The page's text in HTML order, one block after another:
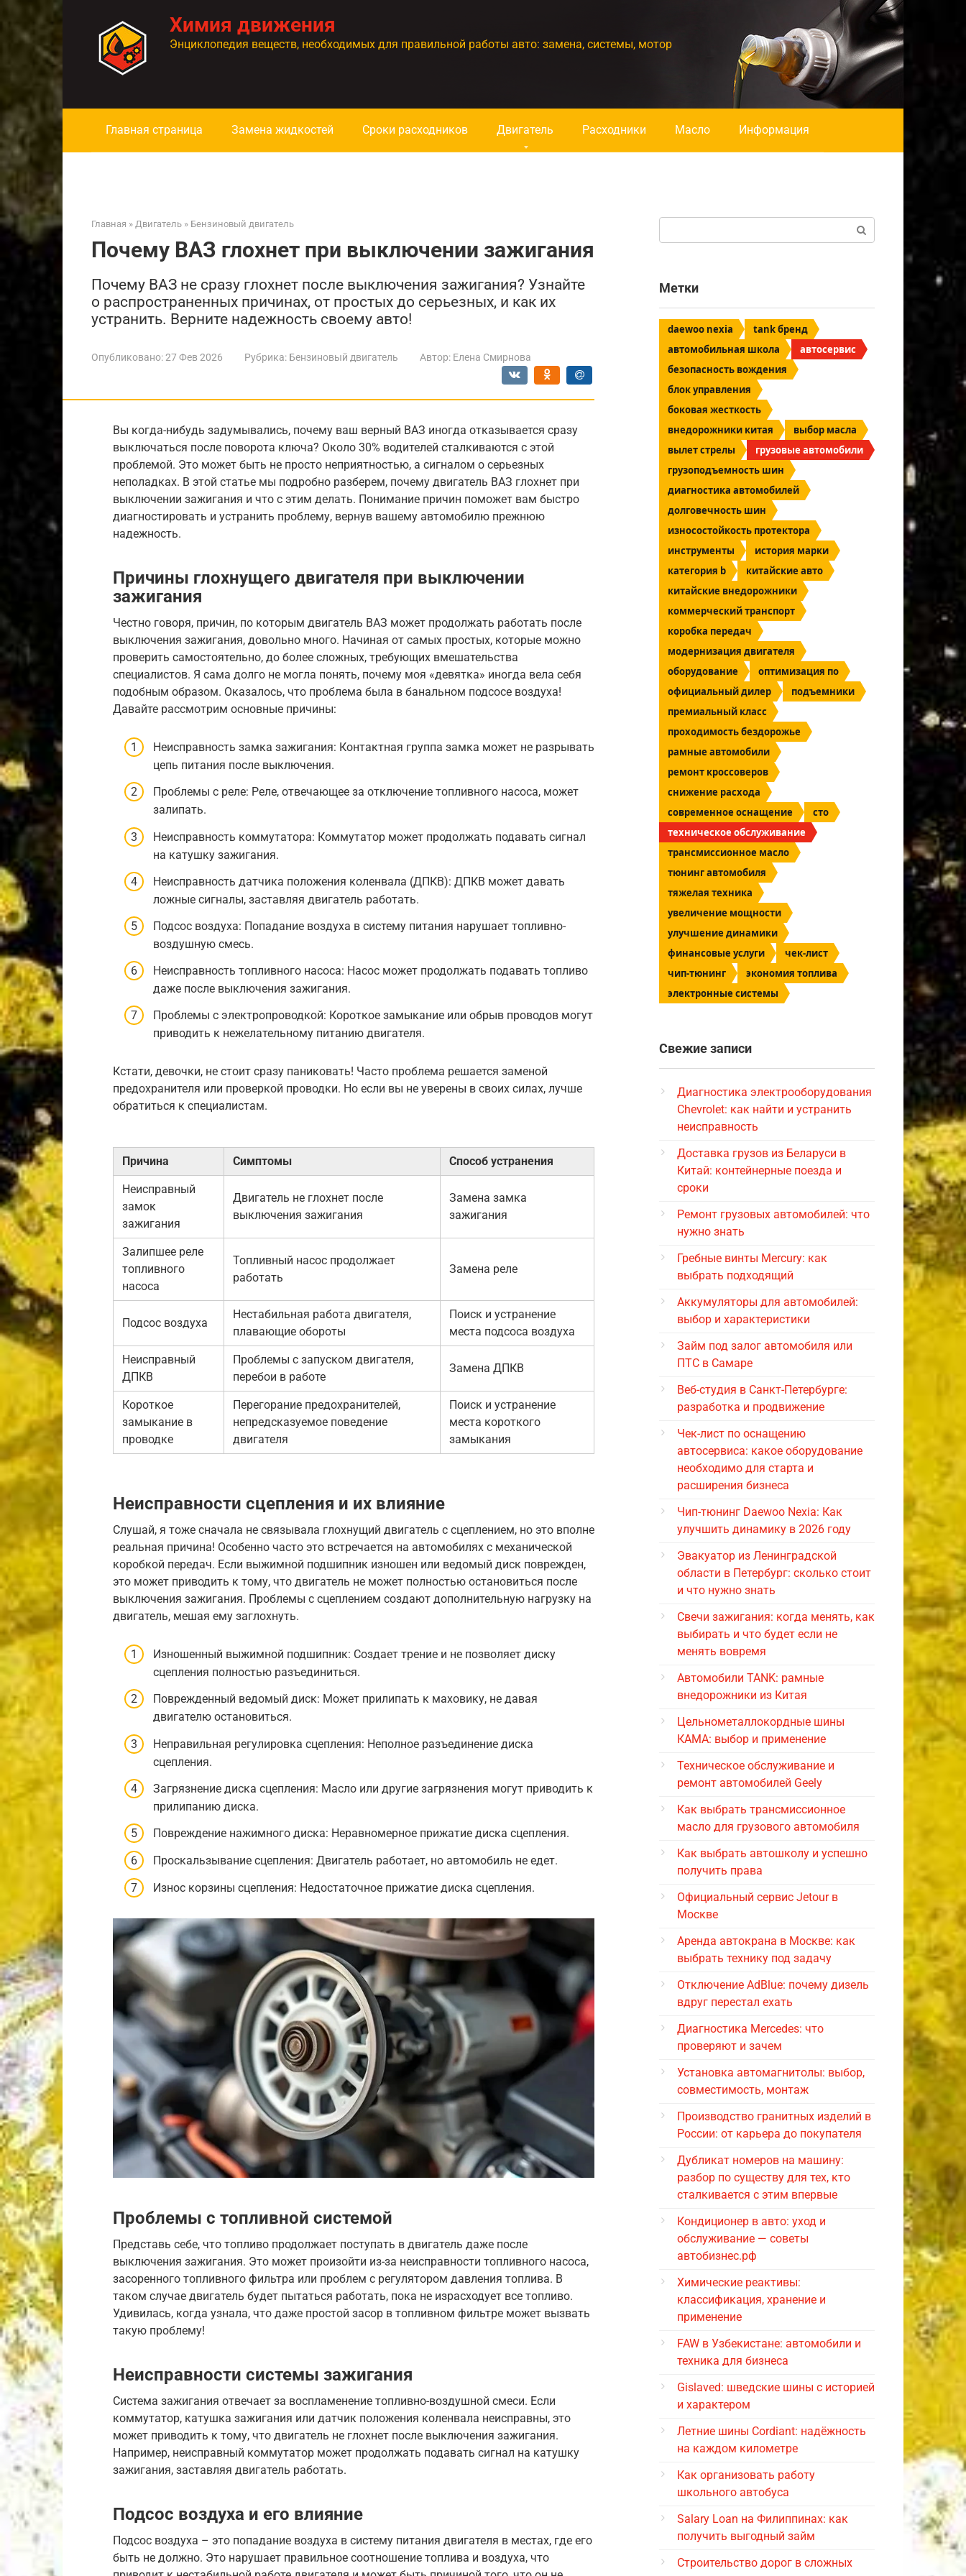
контенту
Химия движения
Энциклопедия веществ, необходимых для правильной работы авто: замена, системы, мотор
Главная страница Замена жидкостей Сроки расходников Двигатель Расходники Масло Информация
Главная » Двигатель » Бензиновый двигатель
Почему ВАЗ глохнет при выключении зажигания
Почему ВАЗ не сразу глохнет после выключения зажигания? Узнайте
о распространенных причинах, от простых до серьезных, и как их
устранить. Верните надежность своему авто!
Опубликовано:27 Фев 2026 Рубрика: Бензиновый двигатель Автор: Елена Смирнова
Вы когда-нибудь задумывались, почему ваш верный ВАЗ иногда отказывается сразу
выключаться после поворота ключа? Около 30% водителей сталкиваются с этой
проблемой. Это может быть не просто неприятностью, а сигналом о серьезных
неполадках. В этой статье мы подробно разберем, почему двигатель ВАЗ глохнет при
выключении зажигания и что с этим делать. Понимание причин поможет вам быстро
диагностировать и устранить проблему, вернув вашему автомобилю прежнюю
надежность.
Причины глохнущего двигателя при выключении
зажигания
Честно говоря, причин, по которым двигатель ВАЗ может продолжать работать после
выключения зажигания, довольно много. Начиная от самых простых, которые можно
проверить самостоятельно, до более сложных, требующих вмешательства
специалистов. Я сама долго не могла понять, почему моя «девятка» иногда вела себя
подобным образом. Оказалось, что проблема была в банальном подсосе воздуха!
Давайте рассмотрим основные причины:
Неисправность замка зажигания: Контактная группа замка может не разрывать
цепь питания после выключения.
Проблемы с реле: Реле, отвечающее за отключение топливного насоса, может
залипать.
Неисправность коммутатора: Коммутатор может продолжать подавать сигнал
на катушку зажигания.
Неисправность датчика положения коленвала (ДПКВ): ДПКВ может давать
ложные сигналы, заставляя двигатель работать.
Подсос воздуха: Попадание воздуха в систему питания нарушает топливно-
воздушную смесь.
Неисправность топливного насоса: Насос может продолжать подавать топливо
даже после выключения зажигания.
Проблемы с электропроводкой: Короткое замыкание или обрыв проводов могут
приводить к нежелательному питанию двигателя.
Кстати, девочки, не стоит сразу паниковать! Часто проблема решается заменой
предохранителя или проверкой проводки. Но если вы не уверены в своих силах, лучше
обратиться к специалистам.
Причина Симптомы Способ устранения
Неисправный
замок
зажигания
Двигатель не глохнет после
выключения зажигания
Замена замка
зажигания
Залипшее реле
топливного
насоса
Топливный насос продолжает
работать
Замена реле
Подсос воздуха
Нестабильная работа двигателя,
плавающие обороты
Поиск и устранение
места подсоса воздуха
Неисправный
ДПКВ
Проблемы с запуском двигателя,
перебои в работе
Замена ДПКВ
Короткое
замыкание в
проводке
Перегорание предохранителей,
непредсказуемое поведение
двигателя
Поиск и устранение
места короткого
замыкания
Неисправности сцепления и их влияние
Слушай, я тоже сначала не связывала глохнущий двигатель с сцеплением, но это вполне
реальная причина! Особенно часто это встречается на автомобилях с механической
коробкой передач. Если выжимной подшипник изношен или ведомый диск поврежден,
это может приводить к тому, что двигатель не может полностью остановиться после
выключения зажигания. Проблемы с сцеплением создают дополнительную нагрузку на
двигатель, мешая ему заглохнуть.
Изношенный выжимной подшипник: Создает трение и не позволяет диску
сцепления полностью разъединиться.
Поврежденный ведомый диск: Может прилипать к маховику, не давая
двигателю остановиться.
Неправильная регулировка сцепления: Неполное разъединение диска
сцепления.
Загрязнение диска сцепления: Масло или другие загрязнения могут приводить к
прилипанию диска.
Повреждение нажимного диска: Неравномерное прижатие диска сцепления.
Проскальзывание сцепления: Двигатель работает, но автомобиль не едет.
Износ корзины сцепления: Недостаточное прижатие диска сцепления.
Проблемы с топливной системой
Представь себе, что топливо продолжает поступать в двигатель даже после
выключения зажигания. Это может произойти из-за неисправности топливного насоса,
засоренного топливного фильтра или проблем с регулятором давления топлива. В
таком случае двигатель будет пытаться работать, пока не израсходует все топливо.
Удивилась, когда узнала, что даже простой засор в топливном фильтре может вызвать
такую проблему!
Неисправности системы зажигания
Система зажигания отвечает за воспламенение топливно-воздушной смеси. Если
коммутатор, катушка зажигания или датчик положения коленвала неисправны, это
может приводить к тому, что двигатель не глохнет после выключения зажигания.
Например, неисправный коммутатор может продолжать подавать сигнал на катушку
зажигания, заставляя двигатель работать.
Подсос воздуха и его влияние
Подсос воздуха – это попадание воздуха в систему питания двигателя в местах, где его
быть не должно. Это нарушает правильное соотношение топлива и воздуха, что
Метки
daewoo nexia
tank бренд
автомобильная школа
автосервис
безопасность вождения
блок управления
боковая жесткость
внедорожники китая
выбор масла
вылет стрелы
грузовые автомобили
грузоподъемность шин
диагностика автомобилей
долговечность шин
износостойкость протектора
инструменты
история марки
категория b
китайские авто
китайские внедорожники
коммерческий транспорт
коробка передач
модернизация двигателя
оборудование
оптимизация по
официальный дилер
подъемники
премиальный класс
проходимость бездорожье
рамные автомобили
ремонт кроссоверов
снижение расхода
современное оснащение
сто
техническое обслуживание
трансмиссионное масло
тюнинг автомобиля
тяжелая техника
увеличение мощности
улучшение динамики
финансовые услуги
чек-лист
чип-тюнинг
экономия топлива
электронные системы
Свежие записи
Диагностика электрооборудования
Chevrolet: как найти и устранить
неисправность
Доставка грузов из Беларуси в
Китай: контейнерные поезда и
сроки
Ремонт грузовых автомобилей: что
нужно знать
Гребные винты Mercury: как
выбрать подходящий
Аккумуляторы для автомобилей:
выбор и характеристики
Займ под залог автомобиля или
ПТС в Самаре
Веб-студия в Санкт-Петербурге:
разработка и продвижение
Чек-лист по оснащению
автосервиса: какое оборудование
необходимо для старта и
расширения бизнеса
Чип-тюнинг Daewoo Nexia: Как
улучшить динамику в 2026 году
Эвакуатор из Ленинградской
области в Петербург: сколько стоит
и что нужно знать
Свечи зажигания: когда менять, как
выбирать и что будет если не
менять вовремя
Автомобили TANK: рамные
внедорожники из Китая
Цельнометаллокордные шины
КАМА: выбор и применение
Техническое обслуживание и
ремонт автомобилей Geely
Как выбрать трансмиссионное
масло для грузового автомобиля
Как выбрать автошколу и успешно
получить права
Официальный сервис Jetour в
Москве
Аренда автокрана в Москве: как
выбрать технику под задачу
Отключение AdBlue: почему дизель
вдруг перестал ехать
Диагностика Mercedes: что
проверяют и зачем
Установка автомагнитолы: выбор,
совместимость, монтаж
Производство гранитных изделий в
России: от карьера до покупателя
Дубликат номеров на машину:
разбор по существу для тех, кто
сталкивается с этим впервые
Кондиционер в авто: уход и
обслуживание — советы
автобизнес.рф
Химические реактивы:
классификация, хранение и
применение
FAW в Узбекистане: автомобили и
техника для бизнеса
Gislaved: шведские шины с историей
и характером
Летние шины Cordiant: надёжность
на каждом километре
Как организовать работу
школьного автобуса
Salary Loan на Филиппинах: как
получить выгодный займ
Строительство дорог в сложных